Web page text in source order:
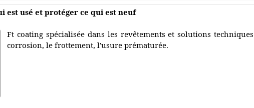
est usé et protéger ce qui est neuf
Ft coating spécialisée dans les revêtements et solutions
corrosion, le frottement, l'usure prématurée.